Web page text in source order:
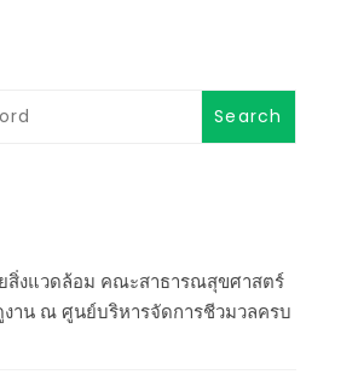
สิ่งแวดล้อม คณะสาธารณสุขศาสตร์
งาน ณ ศูนย์บริหารจัดการชีวมวลครบ